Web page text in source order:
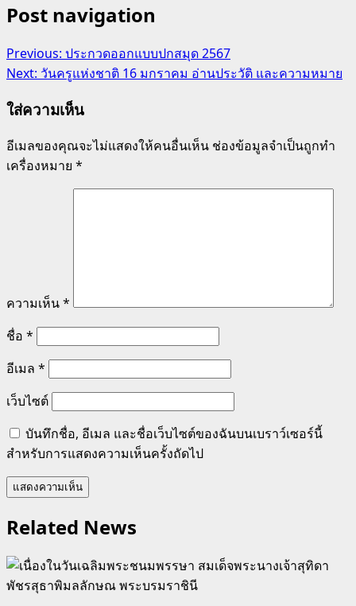
Post navigation
Previous: ประกวดออกแบบปกสมุด 2567
Next: วันครูแห่งชาติ 16 มกราคม อ่านประวัติ และความหมาย
ใส่ความเห็น
อีเมลของคุณจะไม่แสดงให้คนอื่นเห็น ช่องข้อมูลจำเป็นถูกทำ
เครื่องหมาย *
ความเห็น*
ชื่อ *
อีเมล *
เว็บไซต์
บันทึกชื่อ, อีเมล และชื่อเว็บไซต์ของฉันบนเบราว์เซอร์นี้
สำหรับการแสดงความเห็นครั้งถัดไป
Related News